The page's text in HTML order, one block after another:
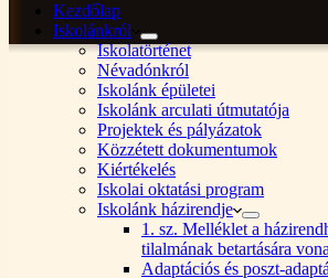
Kezdőlap
Iskolánkról
Iskolatörténet
Névadónkról
Iskolánk épületei
Iskolánk arculati útmutatója
Projektek és pályázatok
Közzétett dokumentumok
Kiértékelés
Iskolai oktatási program
Iskolánk házirendje
1. sz. Melléklet a
tilalmának betartására
Adaptációs és poszt-